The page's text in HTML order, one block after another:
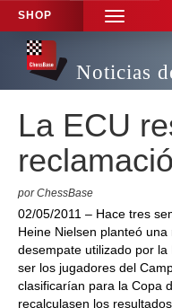
SHOP
TOGGLE
Noticias
La ECU
por ChessBase
02/05/2011 – Hace tres
Heine Nielsen planteó
desempate utilizado por
ser los jugadores del
clasificarían para la Copa
recalculasen los